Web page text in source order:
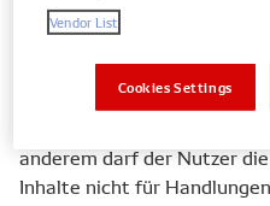
1. Das Verhalten und
Internetseite muss so sein,
wie es von einem
anderem darf der Nutzer
Inhalte nicht für
Vendor List
Cookies Settings